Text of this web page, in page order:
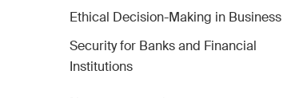
Ethical Decision-Making in Business
Security for Banks and Financial
Institutions